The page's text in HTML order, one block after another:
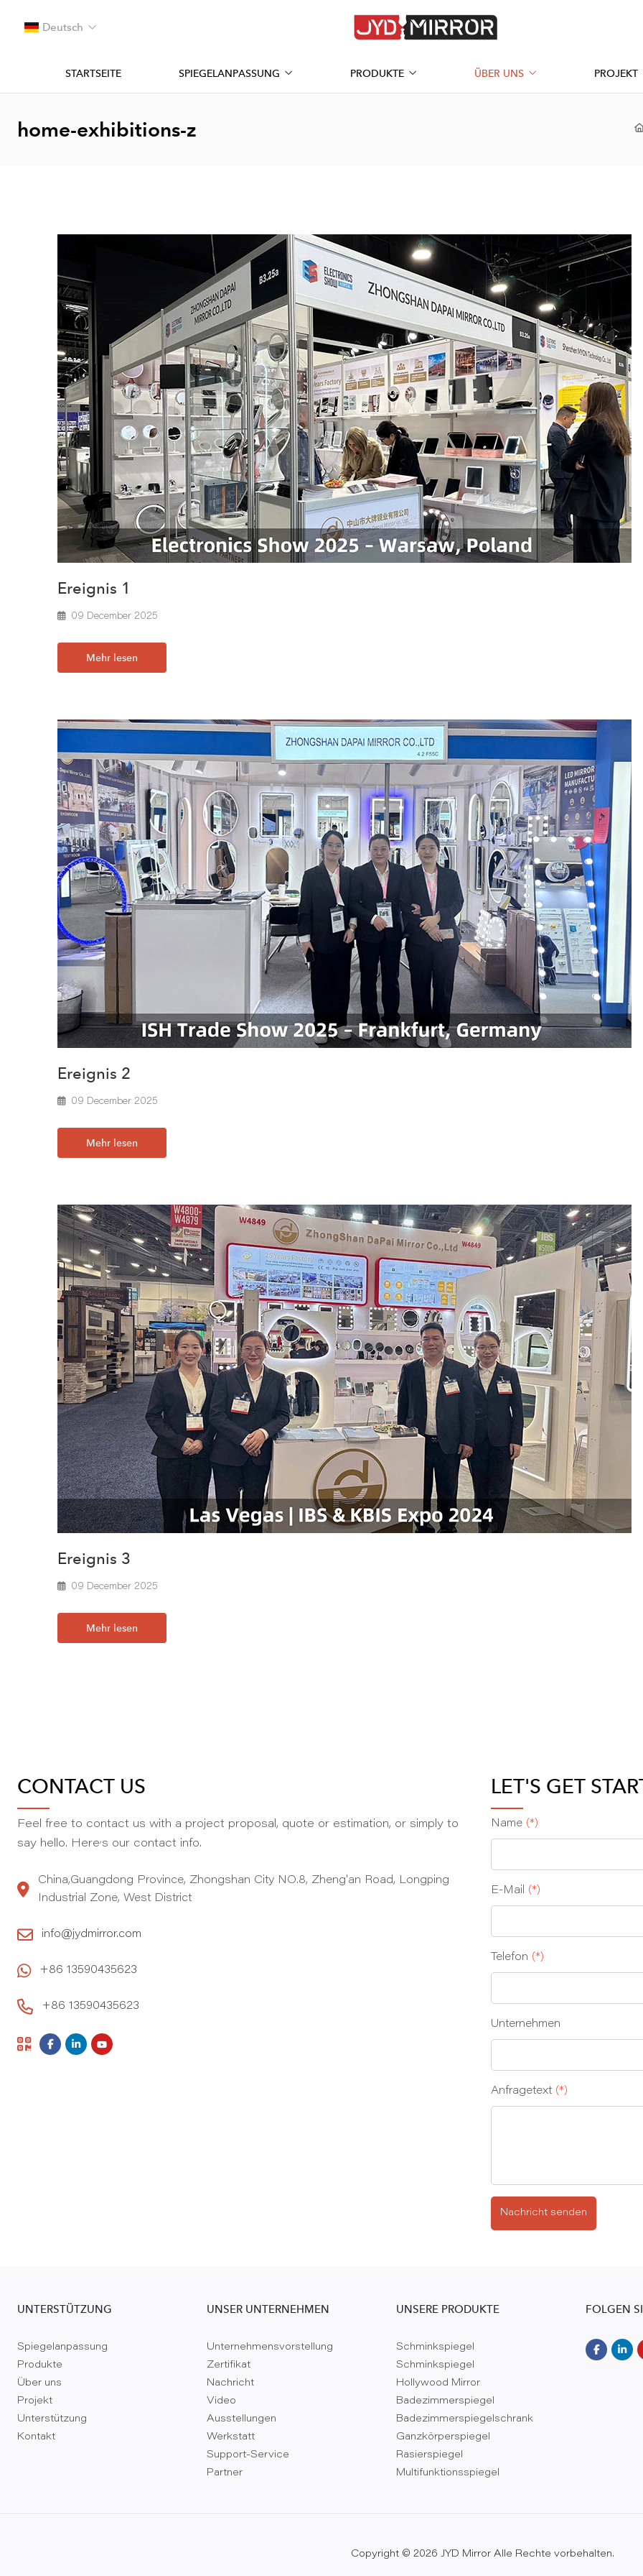
Deutsch
STARTSEITE SPIEGELANPASSUNG PRODUKTE ÜBER UNS PROJEKT
home-exhibitions-z
Ereignis 1
09 December 2025
Mehr lesen
Ereignis 2
09 December 2025
Mehr lesen
Ereignis 3
09 December 2025
Mehr lesen
CONTACT US
Feel free to contact us with a project proposal, quote or estimation, or simply to
say hello. Here,s our contact info.
China,Guangdong Province, Zhongshan City NO.8, Zheng'an Road, Longping
Industrial Zone, West District
info@jydmirror.com
+86 13590435623
+86 13590435623
LET'S GET
Name (*)
E‑Mail (*)
Telefon (*)
Unternehmen
Anfragetext (*)
Nachricht senden
UNTERSTÜTZUNG
Spiegelanpassung
Produkte
Über uns
Projekt
Unterstützung
Kontakt
UNSER UNTERNEHMEN
Unternehmensvorstellung
Zertifikat
Nachricht
Video
Ausstellungen
Werkstatt
Support-Service
Partner
UNSERE PRODUKTE
Schminkspiegel
Schminkspiegel
Hollywood Mirror
Badezimmerspiegel
Badezimmerspiegelschrank
Ganzkörperspiegel
Rasierspiegel
Multifunktionsspiegel
FOLGEN
Copyright © 2026 JYD Mirror Alle Rechte vorbehalten.